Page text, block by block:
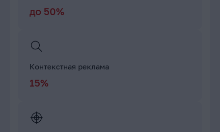
до 50%
Контекстная реклама
15%